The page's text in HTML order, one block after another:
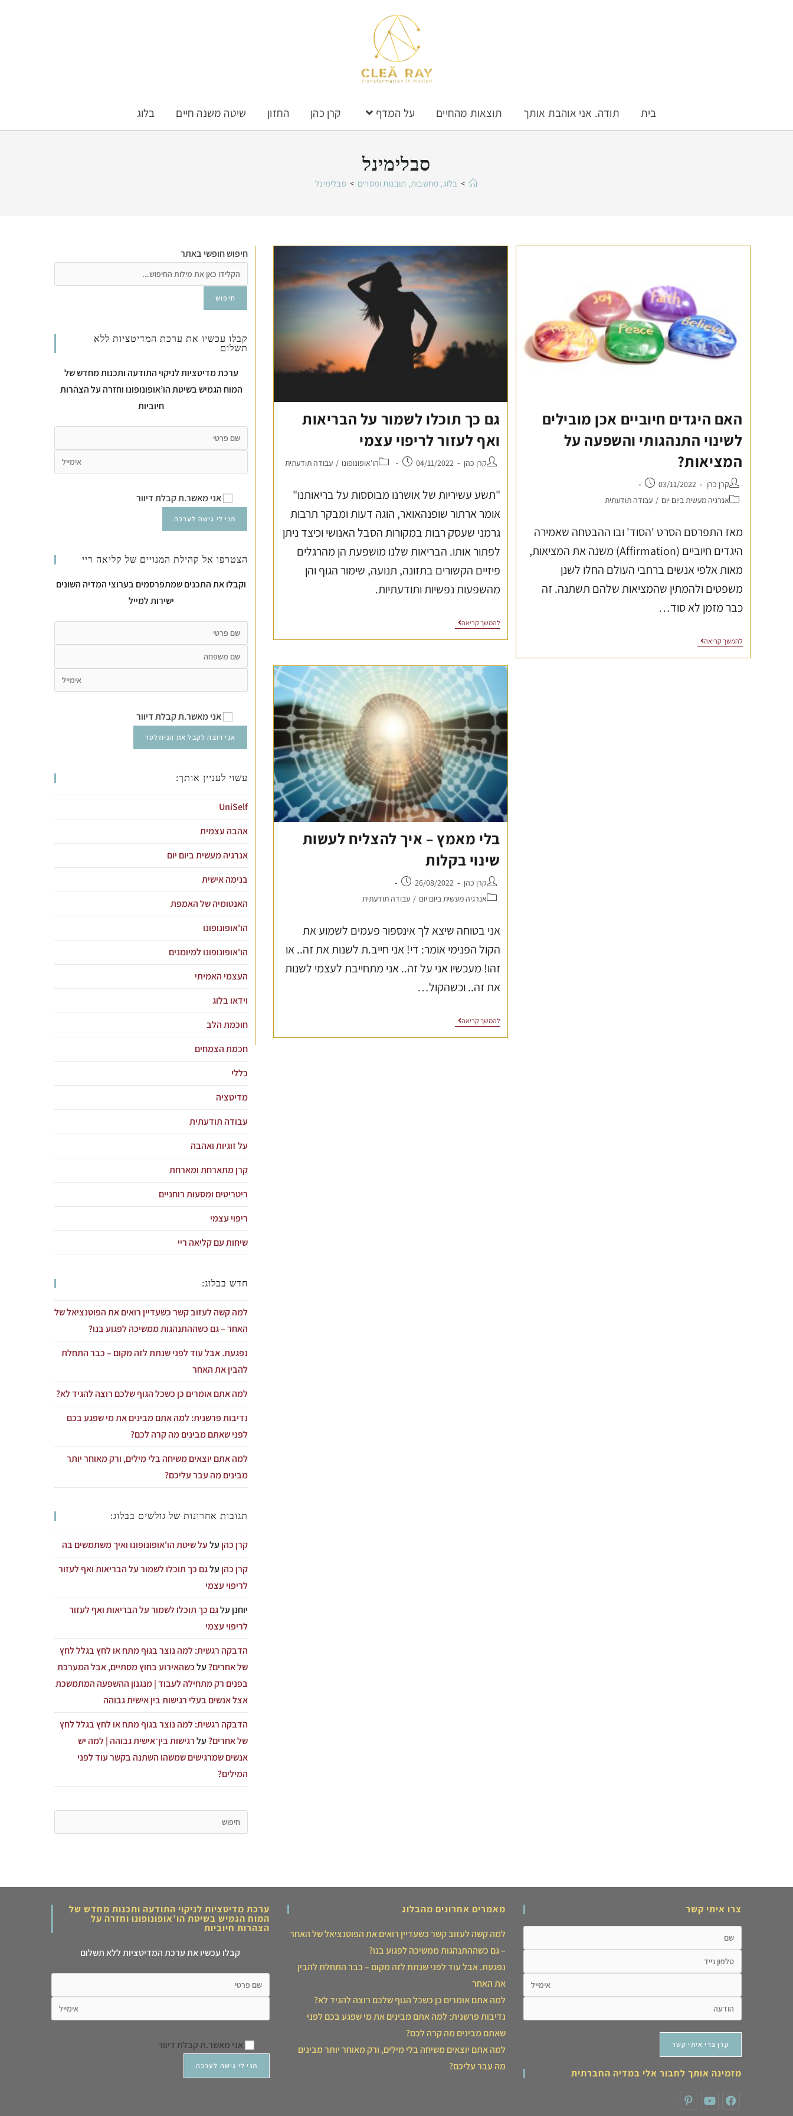
בית תודה. אני אוהבת אותך תוצאות מהחיים על המדף קרן כהן החזון שיטה משנה חיים בלוג
סבלימינל
> בלוג, מחשבות, תובנות ומסרים > סבלימינל
גם כך תוכלו לשמור על הבריאות
ואף לעזור לריפוי עצמי
קרן כהן 04/11/2022 הו'אופונופונו / עבודה תודעתית
"תשע עשיריות של אושרנו מבוססות על בריאותנו"
אומר ארתור שופנהאואר, הוגה דעות ומבקר תרבות
גרמני שעסק רבות במקורות הסבל האנושי וכיצד ניתן
לפתור אותו. הבריאות שלנו מושפעת הן מהרגלים
פיזיים הקשורים בתזונה, תנועה, שימור הגוף והן
מהשפעות נפשיות ותודעתיות.
להמשך קריאה
האם היגדים חיוביים אכן מובילים
לשינוי התנהגותי והשפעה על
המציאות?
קרן כהן
03/11/2022
אנרגיה מעשית ביום יום / עבודה תודעתית
מאז התפרסם הסרט 'הסוד' ובו ההבטחה שאמירה
היגדים חיוביים (Affirmation) משנה את המציאות,
מאות אלפי אנשים ברחבי העולם החלו לשנן
משפטים ולהמתין שהמציאות שלהם תשתנה. זה
כבר מזמן לא סוד…
להמשך קריאה
בלי מאמץ – איך להצליח לעשות
שינוי בקלות
קרן כהן
26/08/2022
אנרגיה מעשית ביום יום / עבודה תודעתית
אני בטוחה שיצא לך אינספור פעמים לשמוע את
הקול הפנימי אומר: די! אני חייב.ת לשנות את זה.. או
זהו! מעכשיו אני על זה.. אני מתחייבת לעצמי לשנות
את זה.. וכשהקול…
להמשך קריאה
חיפוש חופשי באתר
חיפוש
קבלו עכשיו את ערכת המדיטציות ללא
תשלום
ערכת מדיטציות לניקוי התודעה ותכנות מחדש של
המוח הגמיש בשיטת הו’אופונופונו וחזרה על הצהרות
חיוביות
אני מאשר.ת קבלת דיוור
הצטרפו אל קהילת המנויים של קליאה ריי
וקבלו את התכנים שמתפרסמים בערוצי המדיה השונים
ישירות למייל
אני מאשר.ת קבלת דיוור
עשוי לעניין אותך:
UniSelf
אהבה עצמית
אנרגיה מעשית ביום יום
בנימה אישית
האנטומיה של האמפת
הו'אופונופונו
הו'אופונופונו למיומנים
העצמי האמיתי
וידאו בלוג
חוכמת הלב
חכמת הצמחים
כללי
מדיטציה
עבודה תודעתית
על זוגיות ואהבה
קרן מתארחת ומארחת
ריטריטים ומסעות רוחניים
ריפוי עצמי
שיחות עם קליאה ריי
חדש בבלוג:
למה קשה לעזוב קשר כשעדיין רואים את הפוטנציאל של
האחר – גם כשההתנהגות ממשיכה לפגוע בנו?
נפגעת. אבל עוד לפני שנתת לזה מקום – כבר התחלת
להבין את האחר
למה אתם אומרים כן כשכל הגוף שלכם רוצה להגיד לא?
נדיבות פרשנית: למה אתם מבינים את מי שפגע בכם
לפני שאתם מבינים מה קרה לכם?
למה אתם יוצאים משיחה בלי מילים, ורק מאוחר יותר
מבינים מה עבר עליכם?
תגובות אחרונות של גולשים בבלוג:
קרן כהן עלעל שיטת הו'אופונופונו ואיך משתמשים בה
קרן כהן עלגם כך תוכלו לשמור על הבריאות ואף לעזור
לריפוי עצמי
יוחנן עלגם כך תוכלו לשמור על הבריאות ואף לעזור
לריפוי עצמי
הדבקה רגשית: למה נוצר בגוף מתח או לחץ בגלל לחץ
של אחרים?עלכשהאירוע בחוץ מסתיים, אבל המערכת
בפנים רק מתחילה לעבוד | מנגנון ההשפעה המתמשכת
אצל אנשים בעלי רגישות בין אישית גבוהה
הדבקה רגשית: למה נוצר בגוף מתח או לחץ בגלל לחץ
של אחרים?עלרגישות בין־אישית גבוהה | למה יש
אנשים שמרגישים שמשהו השתנה בקשר עוד לפני
המילים?
ערכת מדיטציות לניקוי התודעה ותכנות מחדש של
המוח הגמיש בשיטת הו’אופונופונו וחזרה על
הצהרות חיוביות
קבלו עכשיו את ערכת המדיטציות ללא תשלום
אני מאשר.ת קבלת דיוור
מאמרים אחרונים מהבלוג
למה קשה לעזוב קשר כשעדיין רואים את הפוטנציאל של האחר
– גם כשההתנהגות ממשיכה לפגוע בנו?
נפגעת. אבל עוד לפני שנתת לזה מקום – כבר התחלת להבין
את האחר
למה אתם אומרים כן כשכל הגוף שלכם רוצה להגיד לא?
נדיבות פרשנית: למה אתם מבינים את מי שפגע בכם לפני
שאתם מבינים מה קרה לכם?
למה אתם יוצאים משיחה בלי מילים, ורק מאוחר יותר מבינים
מה עבר עליכם?
צרו איתי קשר
מזמינה אותך לחבור אלי במדיה החברתית